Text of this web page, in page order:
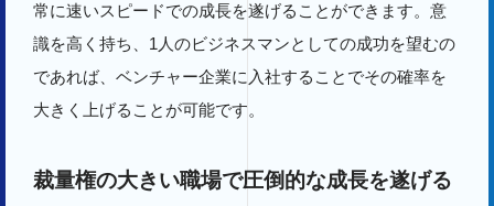
常に速いスピードでの成長を遂げることができます。意
識を高く持ち、1人のビジネスマンとしての成功を望むの
であれば、ベンチャー企業に入社することでその確率を
大きく上げることが可能です。
裁量権の大きい職場で圧倒的な成長を遂げる